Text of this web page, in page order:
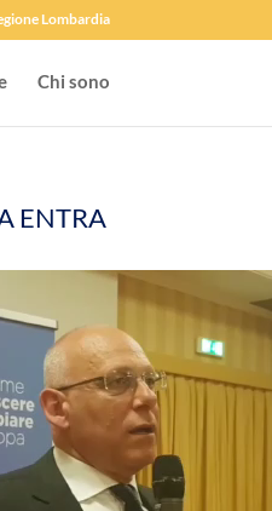
Lombardia
Chi sono
ENTRA